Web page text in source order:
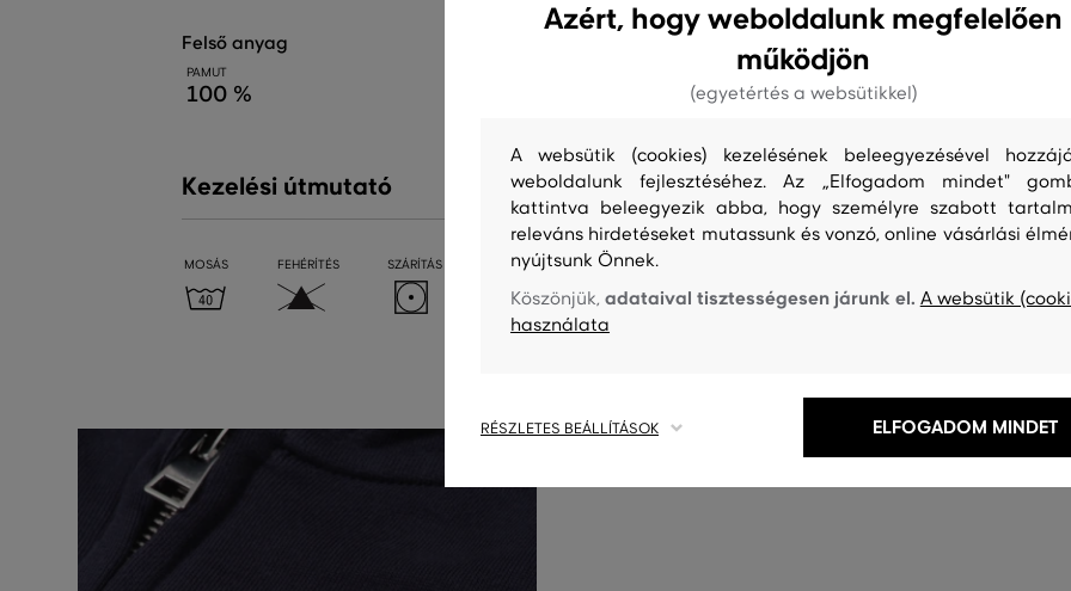
felső anyag
PAMUT
100 %
Kezelési útmutató
MOSÁS FEHÉRÍTÉS SZÁRÍTÁS VASALÁS TISZTÍTÁS
Azért, hogy weboldalunk megfelelően
működjön
(egyetértés a websütikkel)
A websütik (cookies) kezelésének beleegyezésével
weboldalunk fejlesztéséhez. Az „Elfogadom mindet"
kattintva beleegyezik abba, hogy személyre szabott
releváns hirdetéseket mutassunk és vonzó, online vásárlási
nyújtsunk Önnek.
Köszönjük,adataival tisztességesen járunk el. A websütik
használata
RÉSZLETES BEÁLLÍTÁSOK ELFOGADOM MINDET